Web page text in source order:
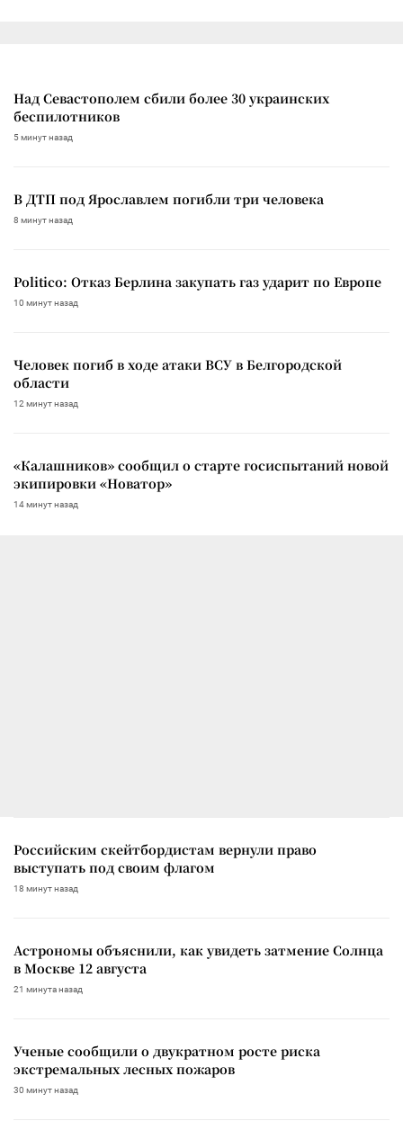
Над Севастополем сбили более 30 украинских
беспилотников
5 минут назад
В ДТП под Ярославлем погибли три человека
8 минут назад
Politico: Отказ Берлина закупать газ ударит по Европе
10 минут назад
Человек погиб в ходе атаки ВСУ в Белгородской
области
12 минут назад
«Калашников» сообщил о старте госиспытаний новой
экипировки «Новатор»
14 минут назад
Российским скейтбордистам вернули право
выступать под своим флагом
18 минут назад
Астрономы объяснили, как увидеть затмение Солнца
в Москве 12 августа
21 минута назад
Ученые сообщили о двукратном росте риска
экстремальных лесных пожаров
30 минут назад